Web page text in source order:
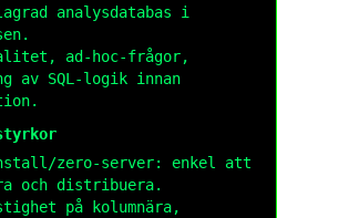
analysdatabas i
ad-hoc-frågor,
av SQL-logik innan
zero-server: enkel att
och distribuera.
på kolumnära,